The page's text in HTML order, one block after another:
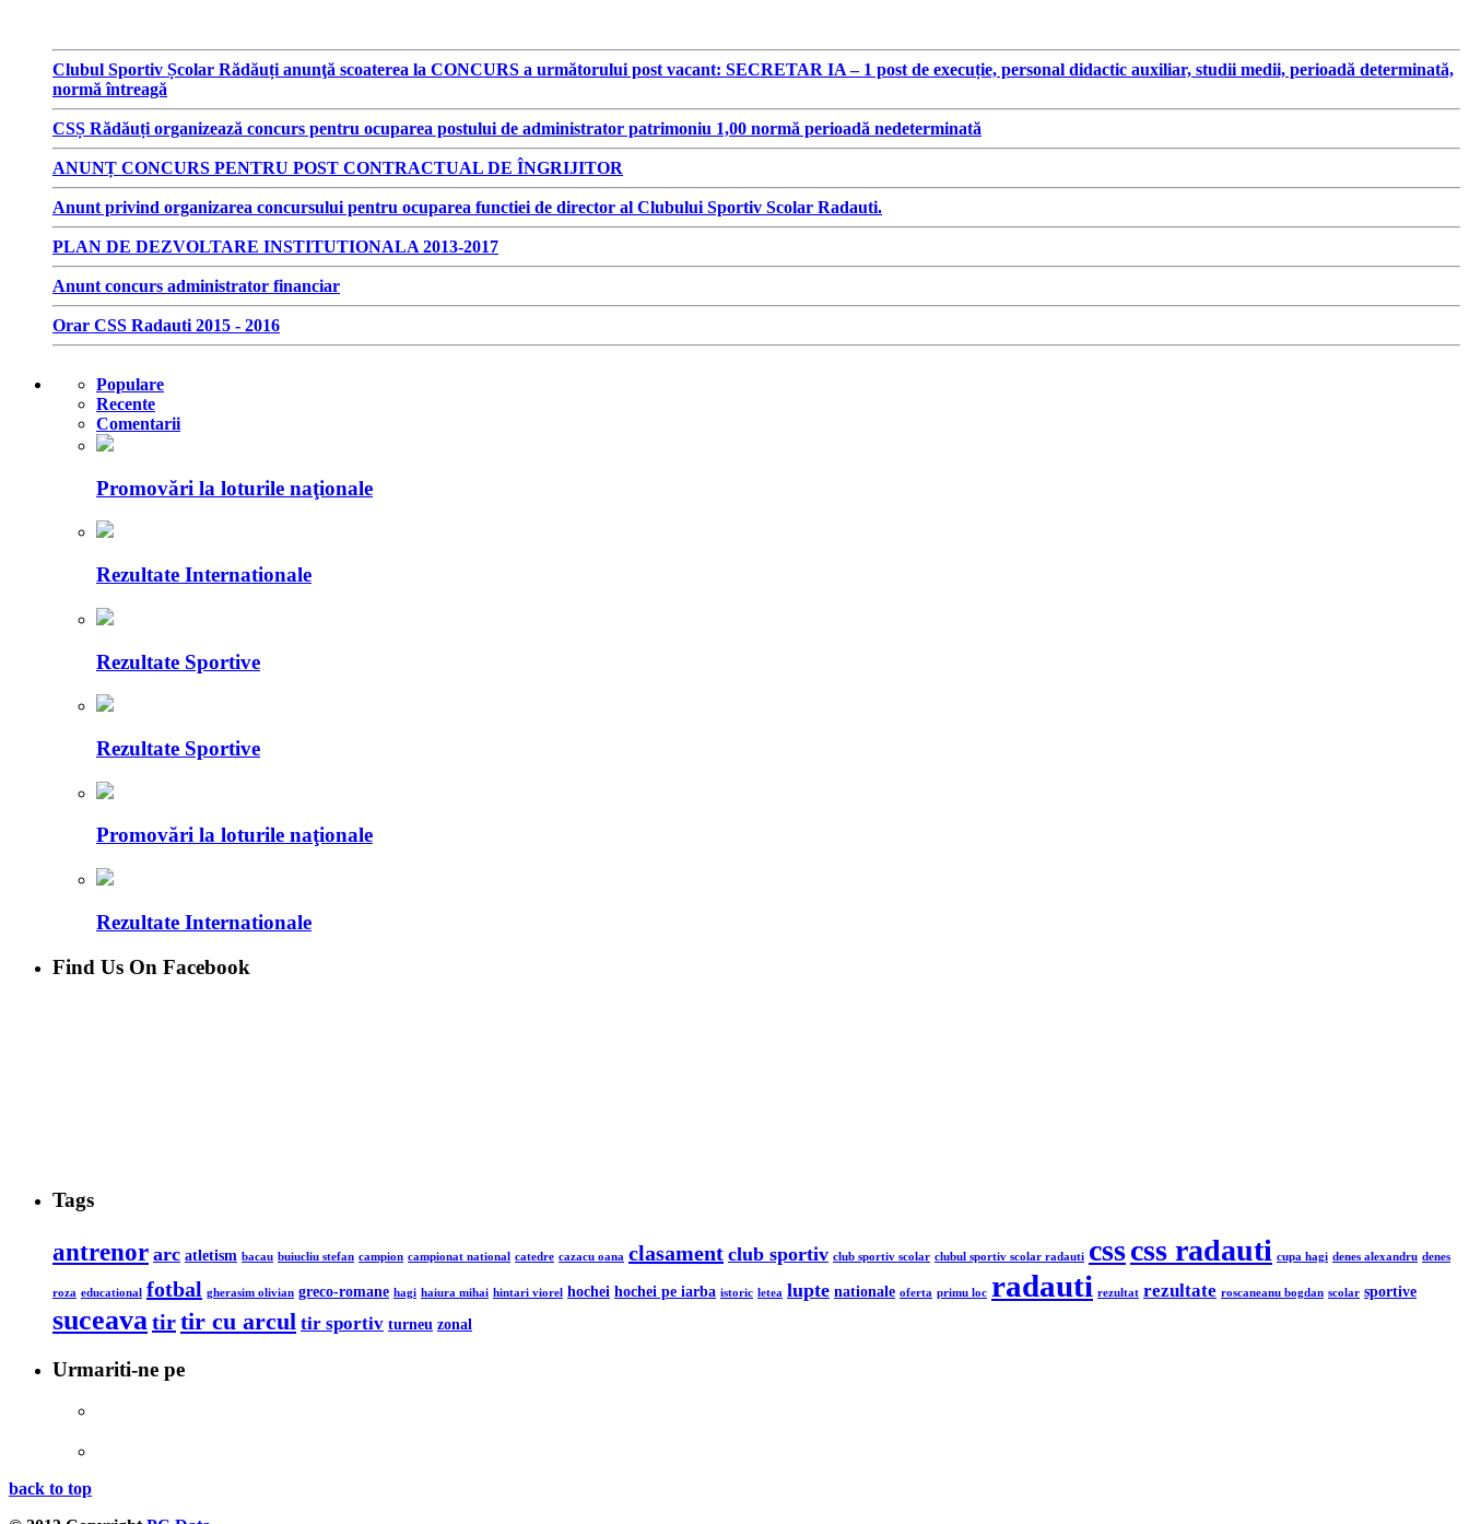
Clubul Sportiv Școlar Rădăuți anunţă scoaterea la CONCURS a următorului post vacant: SECRETAR IA – 1 post de execuție, personal didactic auxiliar, studii medii, perioadă determinată,
normă întreagă
CSȘ Rădăuți organizează concurs pentru ocuparea postului de administrator patrimoniu 1,00 normă perioadă nedeterminată
ANUNȚ CONCURS PENTRU POST CONTRACTUAL DE ÎNGRIJITOR
Anunt privind organizarea concursului pentru ocuparea functiei de director al Clubului Sportiv Scolar Radauti.
PLAN DE DEZVOLTARE INSTITUTIONALA 2013-2017
Anunt concurs administrator financiar
Orar CSS Radauti 2015 - 2016
Populare
Recente
Comentarii
Promovări la loturile naţionale
Rezultate Internationale
Rezultate Sportive
Rezultate Sportive
Promovări la loturile naţionale
Rezultate Internationale
Find Us On Facebook
Tags
antrenor arc atletism bacau buiucliu stefan campion campionat national catedre cazacu oana clasament club sportiv club sportiv scolar clubul sportiv scolar radauti csscss radauti cupa hagi denes alexandru denes
roza educational fotbal gherasim olivian greco-romane hagi haiura mihai hintari viorel hochei hochei pe iarba istoric letea lupte nationale oferta primu loc radauti rezultat rezultate roscaneanu bogdan scolar sportive
suceava tirtir cu arcul tir sportiv turneu zonal
Urmariti-ne pe
back to top